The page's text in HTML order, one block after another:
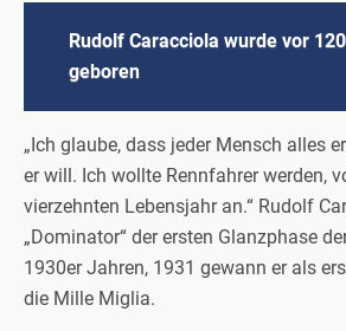
Rudolf Caracciola wurde vor
geboren
„Ich glaube, dass jeder Mensch alles
er will. Ich wollte Rennfahrer werden,
vierzehnten Lebensjahr an.“ Rudolf
„Dominator“ der ersten Glanzphase
1930er Jahren, 1931 gewann er als
die Mille Miglia.